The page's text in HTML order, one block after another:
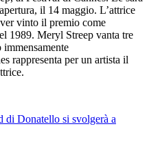
il 14 maggio. L’attrice
vinto il premio come
1989. Meryl Streep vanta tre
rappresenta per un artista il
di Donatello si svolgerà a